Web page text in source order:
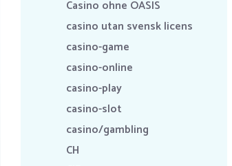
Casino ohne OASIS
casino utan svensk licens
casino-game
casino-online
casino-play
casino-slot
casino/gambling
CH